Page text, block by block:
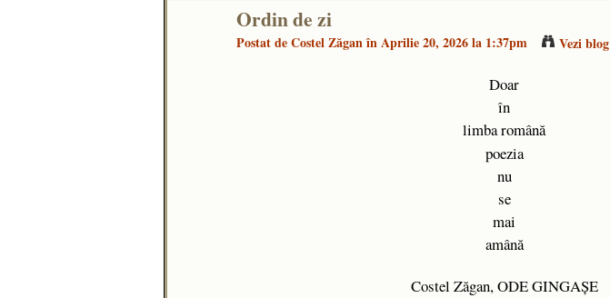
Ordin de zi
Postat deCostel Zăganîn Aprilie 20, 2026 la 1:37pm Vezi blog
Doar
în
limba română
poezia
nu
se
mai
amână
Costel Zăgan, ODE GINGAȘE